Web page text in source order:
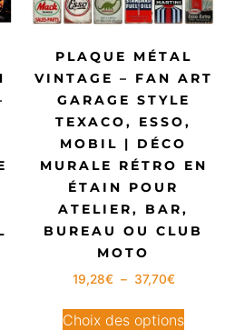
PLAQUE MÉTAL
VINTAGE – FAN ART
GARAGE STYLE
TEXACO, ESSO,
MOBIL | DÉCO
MURALE RÉTRO EN
ÉTAIN POUR
ATELIER, BAR,
BUREAU OU CLUB
MOTO
19,28€ – 37,70€
Choix des options